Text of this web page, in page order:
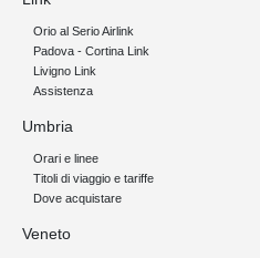
Orio al Serio Airlink
Padova - Cortina Link
Livigno Link
Assistenza
Umbria
Orari e linee
Titoli di viaggio e tariffe
Dove acquistare
Veneto